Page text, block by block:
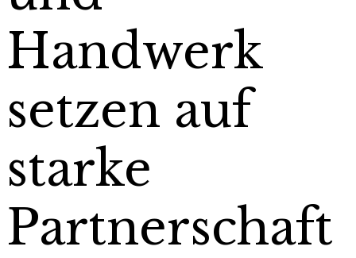
Handwerk
setzen auf
starke
Partnerschaft